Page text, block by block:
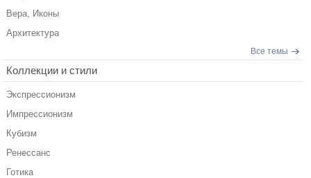
Вера, Иконы
Архитектура
Все темы
Коллекции и стили
Экспрессионизм
Импрессионизм
Кубизм
Ренессанс
Готика